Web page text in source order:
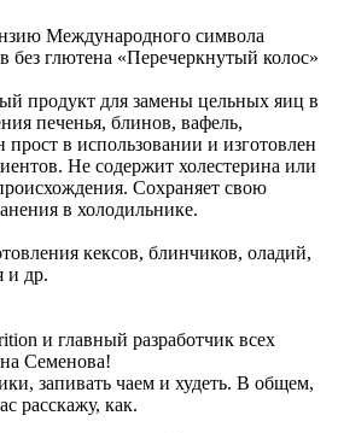
Международного символа
без глютена «Перечеркнутый колос»
продукт для замены цельных яиц в
печенья, блинов, вафель,
в использовании и изготовлен
Не содержит холестерина или
Сохраняет свою
в холодильнике.
кексов, блинчиков, оладий,
и др.
и главный разработчик всех
Семенова!
запивать чаем и худеть. В общем,
расскажу, как.